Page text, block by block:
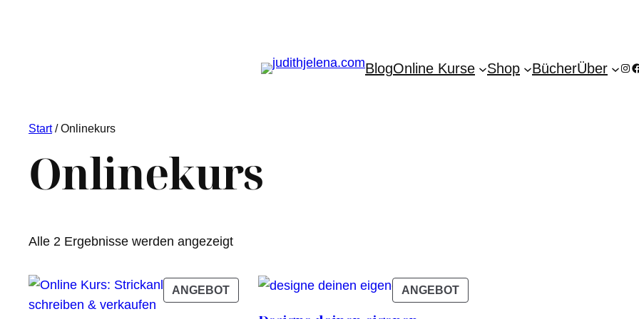
BlogOnline Kurse Shop BücherÜber
Start/ Onlinekurs
Onlinekurs
Alle 2 Ergebnisse werden angezeigtNach
sortiert
ANGEBOTPRODUKT
ANGEBOTPRODUKT